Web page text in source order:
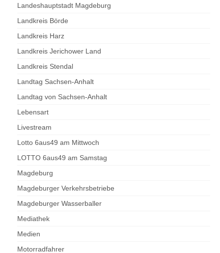
Landeshauptstadt Magdeburg
Landkreis Börde
Landkreis Harz
Landkreis Jerichower Land
Landkreis Stendal
Landtag Sachsen-Anhalt
Landtag von Sachsen-Anhalt
Lebensart
Livestream
Lotto 6aus49 am Mittwoch
LOTTO 6aus49 am Samstag
Magdeburg
Magdeburger Verkehrsbetriebe
Magdeburger Wasserballer
Mediathek
Medien
Motorradfahrer